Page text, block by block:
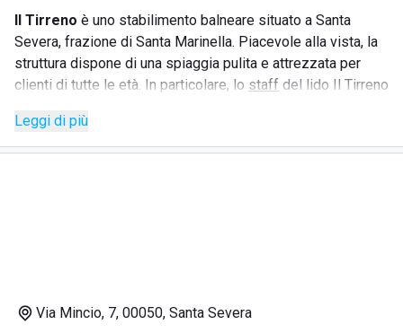
Il Tirreno è uno stabilimento balneare situato a Santa
Severa, frazione di Santa Marinella. Piacevole alla vista, la
struttura dispone di una spiaggia pulita e attrezzata per
clienti di tutte le età. In particolare, lo staff del lido Il Tirreno
piccoli e per gli anziani dispone di
sempre disponibili.
Bar;
Leggi di più
Via Mincio, 7, 00050, Santa Severa